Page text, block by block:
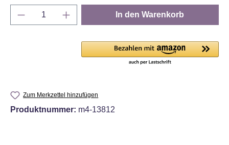
Produkt Anzahl: Gib den gewünschten
In den Warenkorb
Zum Merkzettel hinzufügen
Produktnummer: m4-13812